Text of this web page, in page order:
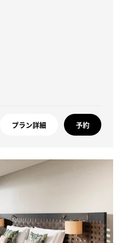
プラン詳細 予約